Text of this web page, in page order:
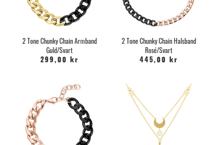
2 Tone Chunky Chain Armband
Guld/Svart
299,00 kr
2 Tone Chunky Chain Halsband
Rosé/Svart
445,00 kr